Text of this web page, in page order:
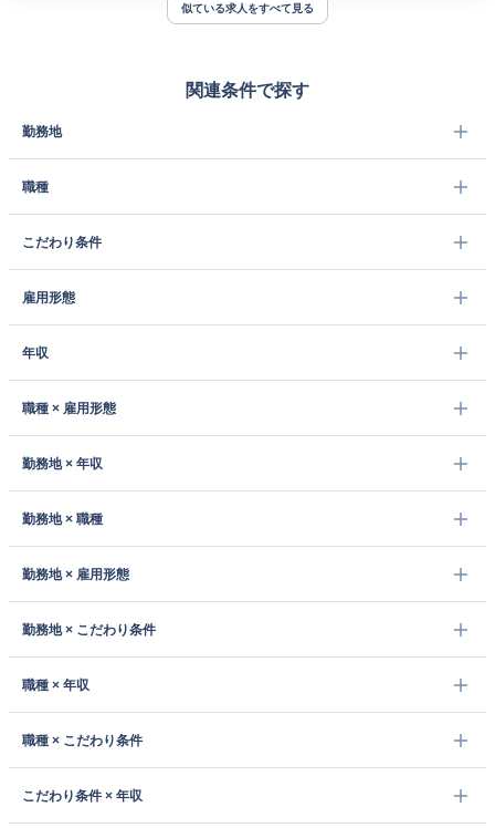
似ている求人をすべて見る
関連条件で探す
勤務地
職種
こだわり条件
雇用形態
年収
職種 × 雇用形態
勤務地 × 年収
勤務地 × 職種
勤務地 × 雇用形態
勤務地 × こだわり条件
職種 × 年収
職種 × こだわり条件
こだわり条件 × 年収